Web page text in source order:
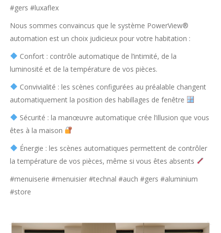
#gers #luxaflex
Nous sommes convaincus que le système PowerView®
automation est un choix judicieux pour votre habitation :
Confort : contrôle automatique de l’intimité, de la
luminosité et de la température de vos pièces.
Convivialité : les scènes configurées au préalable changent
automatiquement la position des habillages de fenêtre
Sécurité : la manœuvre automatique crée l’illusion que vous
êtes à la maison
Énergie : les scènes automatiques permettent de contrôler
la température de vos pièces, même si vous êtes absents
#menuiserie #menuisier #technal #auch #gers #aluminium
#store